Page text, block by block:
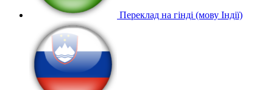
Переклад на гінді (мову Індії)